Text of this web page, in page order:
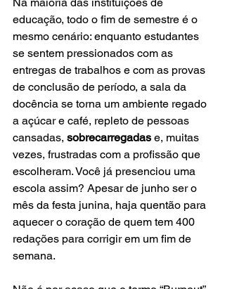
educação, todo o fim de semestre é o
mesmo cenário: enquanto estudantes
se sentem pressionados com as
entregas de trabalhos e com as provas
de conclusão de período, a sala da
docência se torna um ambiente regado
a açúcar e café, repleto de pessoas
cansadas, sobrecarregadas e, muitas
vezes, frustradas com a profissão que
escolheram. Você já presenciou uma
escola assim? Apesar de junho ser o
mês da festa junina, haja quentão para
aquecer o coração de quem tem 400
redações para corrigir em um fim de
semana.